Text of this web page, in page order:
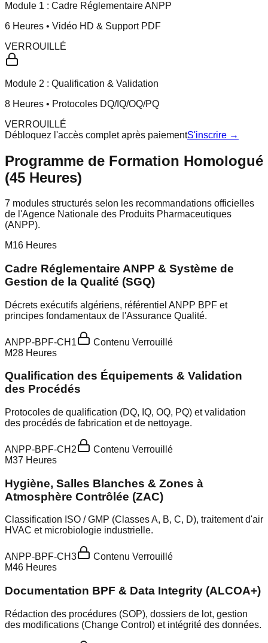
Module 1 : Cadre Réglementaire ANPP
6 Heures • Vidéo HD & Support PDF
VERROUILLÉ
Module 2 : Qualification & Validation
8 Heures • Protocoles DQ/IQ/OQ/PQ
VERROUILLÉ
Débloquez l'accès complet après paiementS'inscrire →
Programme de Formation Homologué
(45 Heures)
7 modules structurés selon les recommandations officielles
de l'Agence Nationale des Produits Pharmaceutiques
(ANPP).
M16 Heures
Cadre Réglementaire ANPP & Système de
Gestion de la Qualité (SGQ)
Décrets exécutifs algériens, référentiel ANPP BPF et
principes fondamentaux de l'Assurance Qualité.
ANPP-BPF-CH1
Contenu Verrouillé
M28 Heures
Qualification des Équipements & Validation
des Procédés
Protocoles de qualification (DQ, IQ, OQ, PQ) et validation
des procédés de fabrication et de nettoyage.
ANPP-BPF-CH2
Contenu Verrouillé
M37 Heures
Hygiène, Salles Blanches & Zones à
Atmosphère Contrôlée (ZAC)
Classification ISO / GMP (Classes A, B, C, D), traitement d'air
HVAC et microbiologie industrielle.
ANPP-BPF-CH3
Contenu Verrouillé
M46 Heures
Documentation BPF & Data Integrity (ALCOA+)
Rédaction des procédures (SOP), dossiers de lot, gestion
des modifications (Change Control) et intégrité des données.